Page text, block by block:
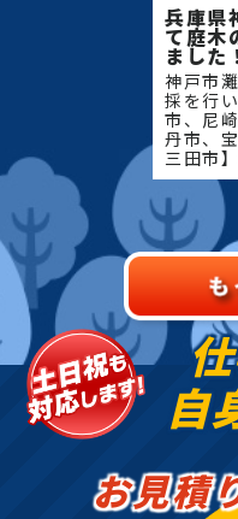
兵庫県
て庭木
ました
神戸市
採を行
市、尼
丹市、
三田市
採・抜
などの
園・植
当社に
当社で
自
お見積